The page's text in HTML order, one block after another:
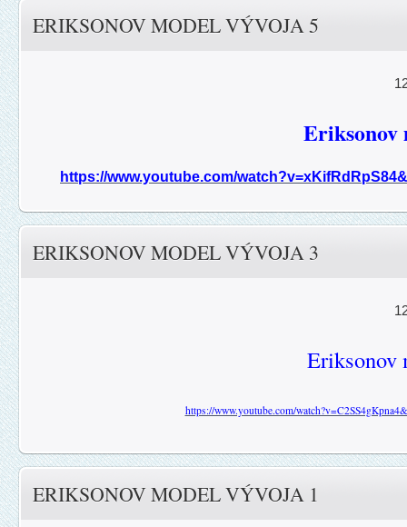
ERIKSONOV MODEL VÝVOJA 5
Eriksonov
https://www.youtube.com/
ERIKSONOV MODEL VÝVOJA 3
Eriksonov
https://www.youtube.com/
ERIKSONOV MODEL VÝVOJA 1